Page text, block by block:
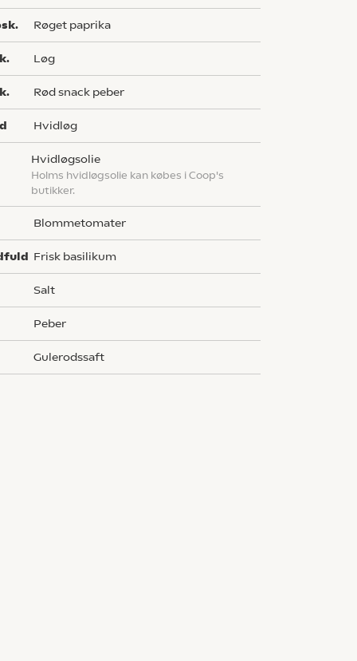
røget paprika
løg
rød snack peber
hvidløg
hvidløgsolie
Holms hvidløgsolie kan købes i Coop's
butikker.
blommetomater
frisk basilikum
salt
peber
gulerodssaft